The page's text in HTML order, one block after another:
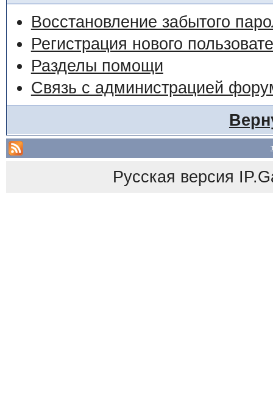
Восстановление забытого
Регистрация нового
Разделы помощи
Связь с администрацией
Русская версия